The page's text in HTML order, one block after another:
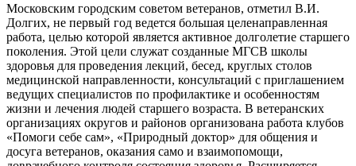
Московским городским советом ветеранов, отметил В.И.
Долгих, не первый год ведется большая целенаправленная
работа, целью которой является активное долголетие старшего
поколения. Этой цели служат созданные МГСВ школы
здоровья для проведения лекций, бесед, круглых столов
медицинской направленности, консультаций с приглашением
ведущих специалистов по профилактике и особенностям
жизни и лечения людей старшего возраста. В ветеранских
организациях округов и районов организована работа клубов
«Помоги себе сам», «Природный доктор» для общения и
досуга ветеранов, оказания само и взаимопомощи,